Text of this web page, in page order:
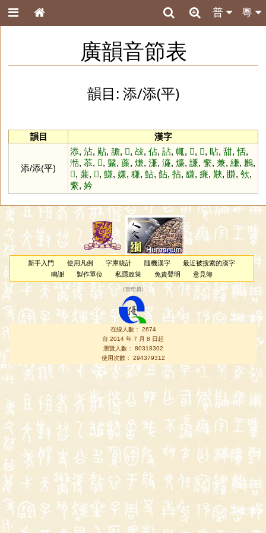
粵
普
廣韻音節表
韻目: 添/添(平)
韻目 漢字
添/添(平)
添, 沾, 黇, 舚, 𩬑, 敁, 佔, 詀, 㡇, 𧚊, 𦕒, 䀡, 甜,恬,
湉, 菾, 𦳇, 鬑, 薕, 熑, 溓, 濓, 燫, 謙, 䌠, 兼, 縑, 鶼,
𥻧, 蒹, 𦋰, 鰜, 嫌, 稴, 鮎, 䬯, 拈, 馦, 㾾, 䵌, 㽐, 欦,
䌠, 妗
新手入門 使用凡例 字庫統計 隨機漢字
最近被搜索的漢字
鳴謝
製作單位 私隱政策 免責聲明 意見簿
（管理員 ）
在線人數： 2674
自 2014 年 7 月 8 日起
瀏覽人數： 80318302
使用次數： 294379312